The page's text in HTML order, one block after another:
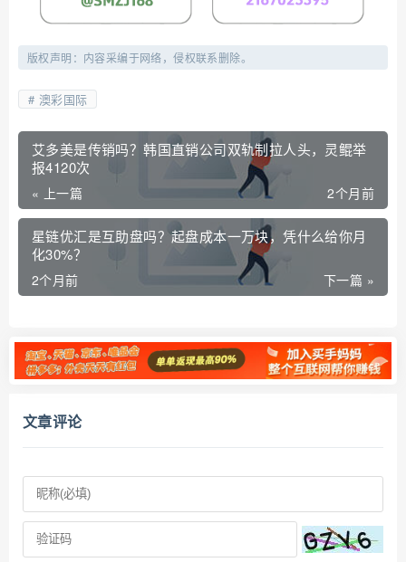
版权声明：内容采编于网络，侵权联系删除。
澳彩国际
艾多美是传销吗？韩国直销公司双轨制拉人头，灵鲲举
报4120次
« 上一篇 2个月前
星链优汇是互助盘吗？起盘成本一万块，凭什么给你月
化30%？
下一篇 »
2个月前
文章评论